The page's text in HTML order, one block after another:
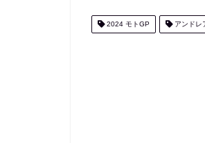
2024 モトGP アンドレ